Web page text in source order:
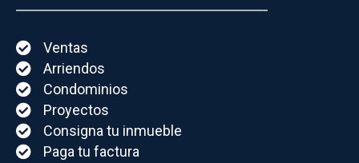
Ventas
Arriendos
Condominios
Proyectos
Consigna tu inmueble
Paga tu factura